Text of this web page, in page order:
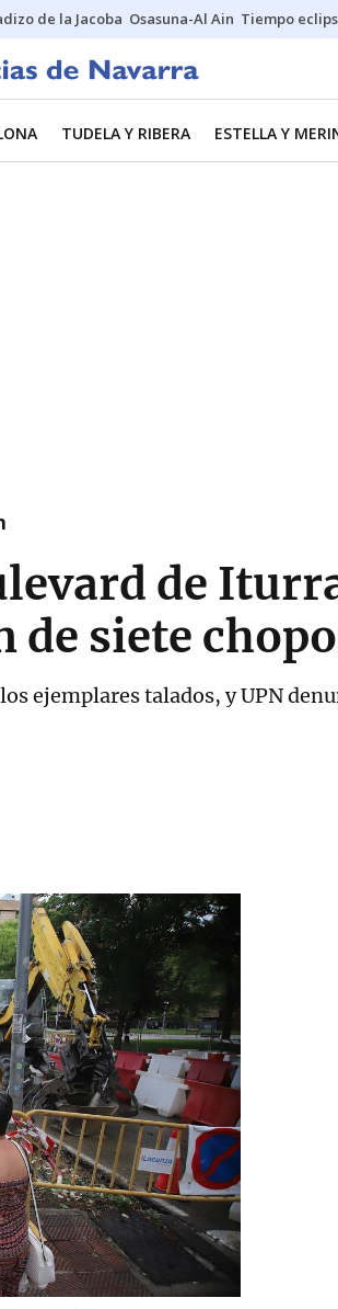
de la Jacoba Osasuna-Al Ain Tiempo
TUDELA Y RIBERA ESTELLA Y
de
siete
ejemplares talados, y UPN